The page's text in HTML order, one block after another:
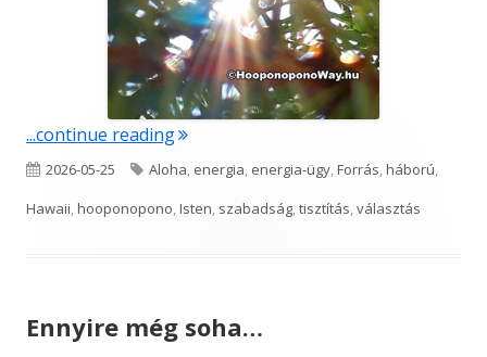
...continue reading"Forrásod"
Published
on
2026-05-25 Tags
Aloha, energia, energia-ügy,Forrás,háború,
Hawaii,hooponopono,Isten, szabadság,tisztítás,választás
Ennyire még soha…